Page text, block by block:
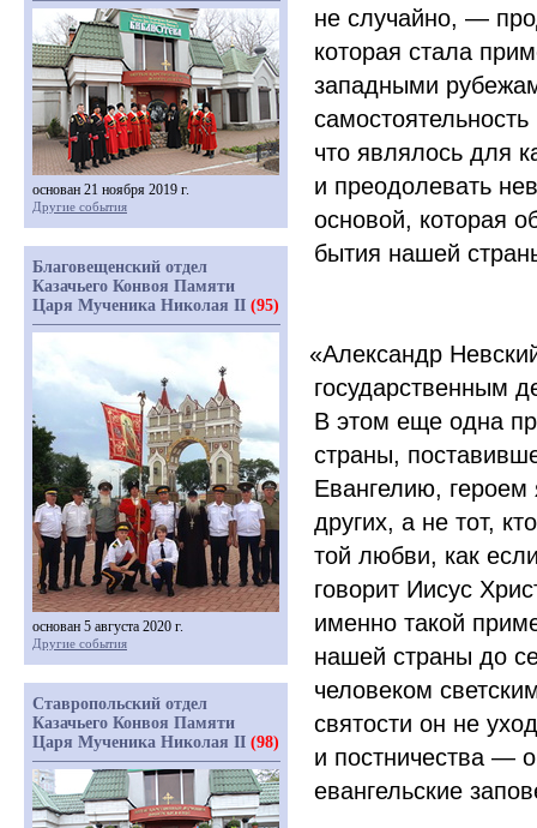
не случайно, —
которая стала
западными
что являлось для
и преодолевать
основой, которая
бытия нашей
«Александр
государственным
В этом еще одна
страны,
Евангелию,
других, а не тот,
той любви, как
говорит Иисус
именно такой
нашей страны до
человеком
святости он не
и постничества —
евангельские
основан 21 ноября 2019 г.
Другие события
Благовещенский отдел
Казачьего Конвоя Памяти
Царя Мученика Николая II (95)
основан 5 августа 2020 г.
Другие события
Ставропольский отдел
Казачьего Конвоя Памяти
Царя Мученика Николая II (98)